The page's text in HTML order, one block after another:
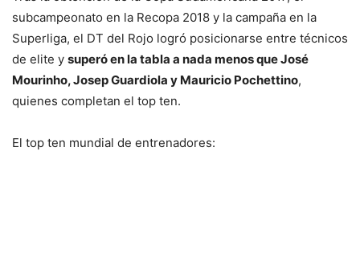
subcampeonato en la Recopa 2018 y la campaña en la
Superliga, el DT del Rojo logró posicionarse entre técnicos
de elite y superó en la tabla a nada menos que José
Mourinho, Josep Guardiola y Mauricio Pochettino,
quienes completan el top ten.
El top ten mundial de entrenadores: